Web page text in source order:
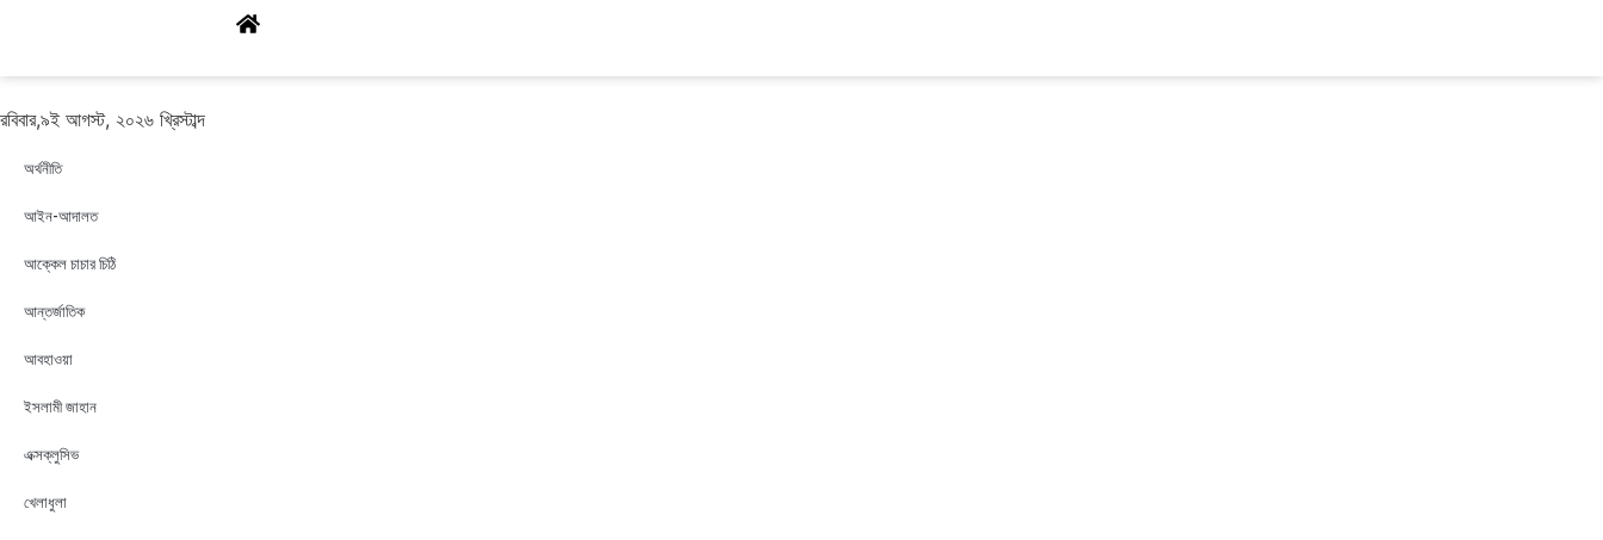
রবিবার,৯ই আগস্ট, ২০২৬ খ্রিস্টাব্দ
অর্থনীতি
আইন-আদালত
আক্কেল চাচার চিঠি
আন্তর্জাতিক
আবহাওয়া
ইসলামী জাহান
এক্সক্লুসিভ
খেলাধুলা